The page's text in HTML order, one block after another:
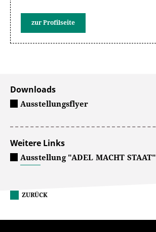
zur Profilseite
Downloads
Ausstellungsflyer
Weitere Links
Ausstellung "ADEL MACHT STAAT"
ZURÜCK